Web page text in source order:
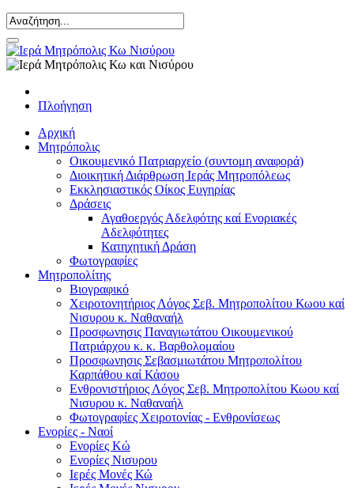
Πλοήγηση
Αρχική
Μητρόπολις
Οικουμενικό Πατριαρχείο (συντομη αναφορά)
Διοικητική Διάρθρωση Ιεράς Μητροπόλεως
Εκκλησιαστικός Οίκος Ευγηρίας
Δράσεις
Αγαθοεργός Αδελφότης καί Ενοριακές
Αδελφότητες
Κατηχητική Δράση
Φωτογραφίες
Μητροπολίτης
Βιογραφικό
Χειροτονητήριος Λόγος Σεβ. Μητροπολίτου Κωου καί
Νισυρου κ. Ναθαναήλ
Προσφωνησις Παναγιωτάτου Οικουμενικού
Πατριάρχου κ. κ. Βαρθολομαίου
Προσφωνησις Σεβασμιωτάτου Μητροπολίτου
Καρπάθου καί Κάσου
Ενθρονιστήριος Λόγος Σεβ. Μητροπολίτου Κωου καί
Νισυρου κ. Ναθαναήλ
Φωτογραφίες Χειροτονίας - Ενθρονίσεως
Ενορίες - Ναοί
Ενορίες Kώ
Ενορίες Νισυρου
Ιερές Μονές Κώ